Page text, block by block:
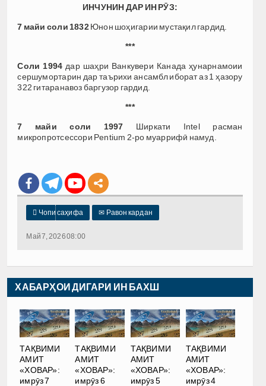
ИНЧУНИН ДАР ИН РӮЗ:
7 майи соли 1832Юнон шоҳигарии мустақил гардид.
***
Соли 1994 дар шаҳри Ванкувери Канада ҳунарнамоии
сершумортарин дар таърихи ансамбл иборат аз 1 ҳазору
322 гитаранавоз баргузор гардид.
***
7 майи соли 1997 Ширкати Intel расман
микропротсессори Pentium 2-ро муаррифӣ намуд.
 Чопи саҳифа ✉ Равон кардан
Май 7, 2026 08:00
ХАБАРҲОИ ДИГАРИ ИН БАХШ
ТАҚВИМИ
АМИТ
«ХОВАР»:
имрӯз 7
ТАҚВИМИ
АМИТ
«ХОВАР»:
имрӯз 6
ТАҚВИМИ
АМИТ
«ХОВАР»:
имрӯз 5
ТАҚВИМИ
АМИТ
«ХОВАР»:
имрӯз 4